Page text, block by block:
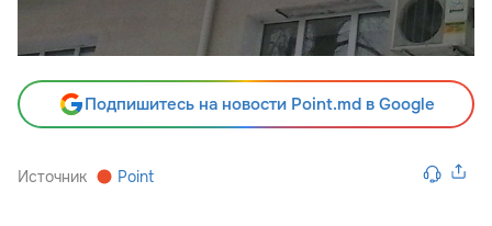
Подпишитесь на новости Point.md в Google
Источник Point